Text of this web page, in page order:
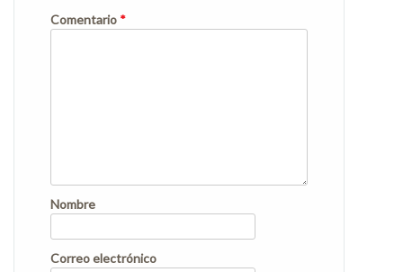
Comentario *
Nombre
Correo electrónico